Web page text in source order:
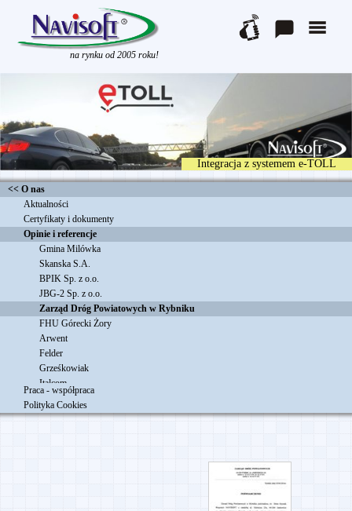
na rynku od 2005 roku!
Integracja z systemem e-TOLL
<< O nas
Aktualności
Certyfikaty i dokumenty
Opinie i referencje
Sznura Sp. z o.o.
Felder 2016
Agmaz
Gmina Milówka
Skanska S.A.
BPIK Sp. z o.o.
JBG-2 Sp. z o.o.
Zarząd Dróg Powiatowych w Rybniku
FHU Górecki Żory
Arwent
Felder
Grześkowiak
Italcom
BasellOrlen Polyolefins
TN Trans-Net S.A.
Praca - współpraca
Polityka Cookies